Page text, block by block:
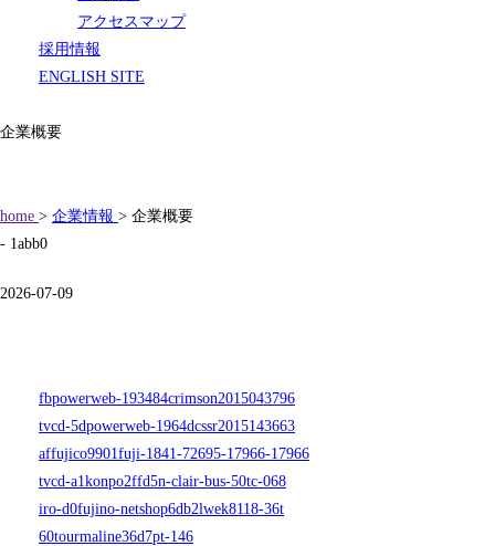
アクセスマップ
採用情報
ENGLISH SITE
企業概要
home > 企業情報 > 企業概要
- 1abb0
2026-07-09
fbpowerweb-193484crimson2015043796
tvcd-5dpowerweb-1964dcssr2015143663
affujico9901fuji-1841-72695-17966-17966
tvcd-a1konpo2ffd5n-clair-bus-50tc-068
iro-d0fujino-netshop6db2lwek8118-36t
60tourmaline36d7pt-146